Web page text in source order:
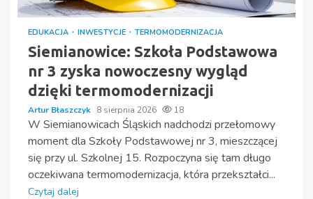
EDUKACJA INWESTYCJE TERMOMODERNIZACJA
Siemianowice: Szkoła Podstawowa
nr 3 zyska nowoczesny wygląd
dzięki termomodernizacji
Artur Błaszczyk 8 sierpnia 2026 18
W Siemianowicach Śląskich nadchodzi przełomowy
moment dla Szkoły Podstawowej nr 3, mieszczącej
się przy ul. Szkolnej 15. Rozpoczyna się tam długo
oczekiwana termomodernizacja, która przekształci...
Czytaj dalej